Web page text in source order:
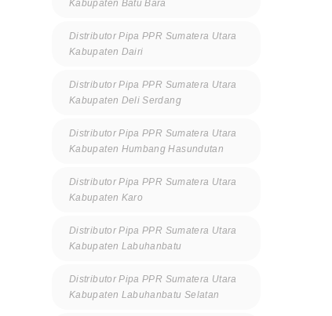
Kabupaten Batu Bara
Distributor Pipa PPR Sumatera Utara
Kabupaten Dairi
Distributor Pipa PPR Sumatera Utara
Kabupaten Deli Serdang
Distributor Pipa PPR Sumatera Utara
Kabupaten Humbang Hasundutan
Distributor Pipa PPR Sumatera Utara
Kabupaten Karo
Distributor Pipa PPR Sumatera Utara
Kabupaten Labuhanbatu
Distributor Pipa PPR Sumatera Utara
Kabupaten Labuhanbatu Selatan